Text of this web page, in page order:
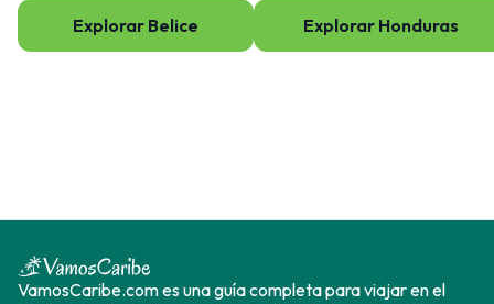
Explorar Belice
Explorar Honduras
VamosCaribe.com es una guía completa para viajar en el